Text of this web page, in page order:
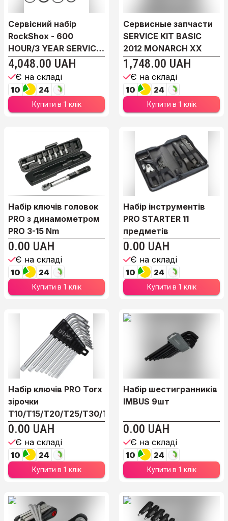
Сервісний набір
RockShox - 600
HOUR/3 YEAR SERVICE
- RE...
4,048.00 UAH
Є на складі
10 24
Купити в 1 клік
Сервисные запчасти
SERVICE KIT BASIC
2012 MONARCH XX
1,748.00 UAH
Є на складі
10 24
Купити в 1 клік
Набір ключів головок
PRO з динамометром
PRO 3-15 Nm
0.00 UAH
Є на складі
10 24
Купити в 1 клік
Набір інструментів
PRO STARTER 11
предметів
0.00 UAH
Є на складі
10 24
Купити в 1 клік
Набір ключів PRO Torx
зірочки
T10/T15/T20/T25/T30/T40/T...
0.00 UAH
Є на складі
10 24
Купити в 1 клік
Набір шестигранників
IMBUS 9шт
0.00 UAH
Є на складі
10 24
Купити в 1 клік